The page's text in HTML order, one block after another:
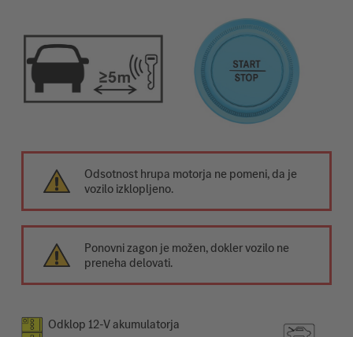
Odsotnost hrupa motorja ne pomeni, da je
vozilo izklopljeno.
Ponovni zagon je možen, dokler vozilo ne
preneha delovati.
Odklop 12-V akumulatorja